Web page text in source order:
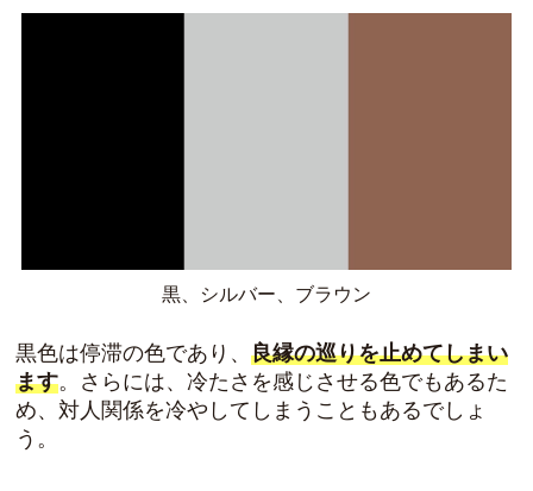
黒、シルバー、ブラウン
黒色は停滞の色であり、良縁の巡りを止めてしまい
ます。さらには、冷たさを感じさせる色でもあるた
め、 対人関係を冷やしてしまう こともあるでしょ
う。